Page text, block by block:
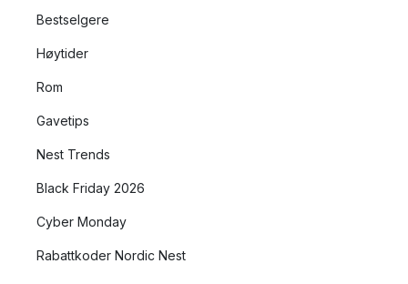
Bestselgere
Høytider
Rom
Gavetips
Nest Trends
Black Friday 2026
Cyber Monday
Rabattkoder Nordic Nest